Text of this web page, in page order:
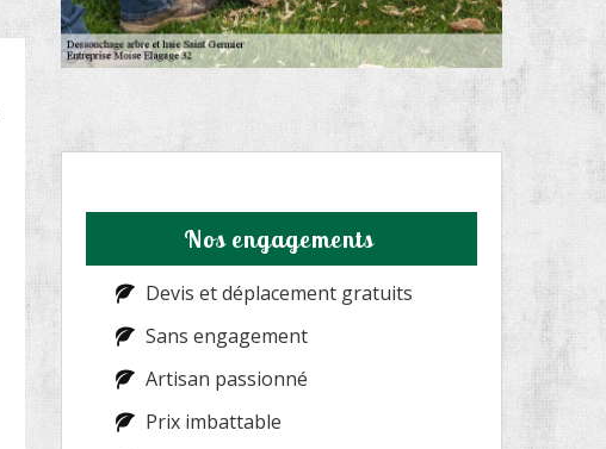
Nos engagements
Devis et déplacement gratuits
Sans engagement
Artisan passionné
Prix imbattable